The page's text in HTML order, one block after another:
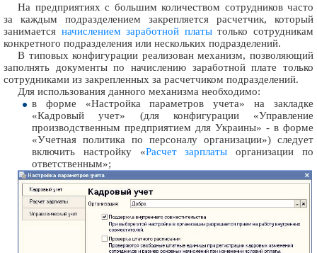
На предприятиях с большим количеством сотрудников часто
за каждым подразделением закрепляется расчетчик, который
занимается начислением заработной платытолько сотрудникам
конкретного подразделения или нескольких подразделений.
В типовых конфигурации реализован механизм, позволяющий
заполнять документы по начислению заработной плате только
сотрудниками из закрепленных за расчетчиком подразделений.
Для использования данного механизма необходимо:
в форме «Настройка параметров учета» на закладке
«Кадровый учет» (для конфигурации «Управление
производственным предприятием для Украины» - в форме
«Учетная политика по персоналу организации») следует
включить настройку «Расчет зарплаты организации по
ответственным»;